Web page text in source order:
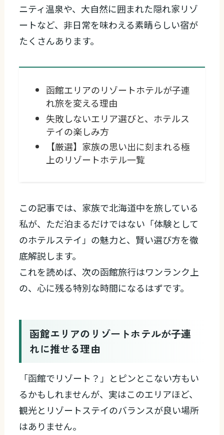
ニティ温泉や、大自然に囲まれた隠れ家リゾ
ートなど、非日常を味わえる素晴らしい宿が
たくさんあります。
函館エリアのリゾートホテルが子連
れ旅を変える理由
失敗しないエリア選びと、ホテルス
テイの楽しみ方
【厳選】家族の思い出に刻まれる極
上のリゾートホテル一覧
この記事では、家族で北海道中を旅している
私が、ただ泊まるだけではない「体験として
のホテルステイ」の魅力と、賢い選び方を徹
底解説します。
これを読めば、次の函館旅行はワンランク上
の、心に残る特別な時間になるはずです。
函館エリアのリゾートホテルが子連
れに推せる理由
「函館でリゾート？」とピンとこない方もい
るかもしれませんが、実はこのエリアほど、
観光とリゾートステイのバランスが良い場所
はありません。